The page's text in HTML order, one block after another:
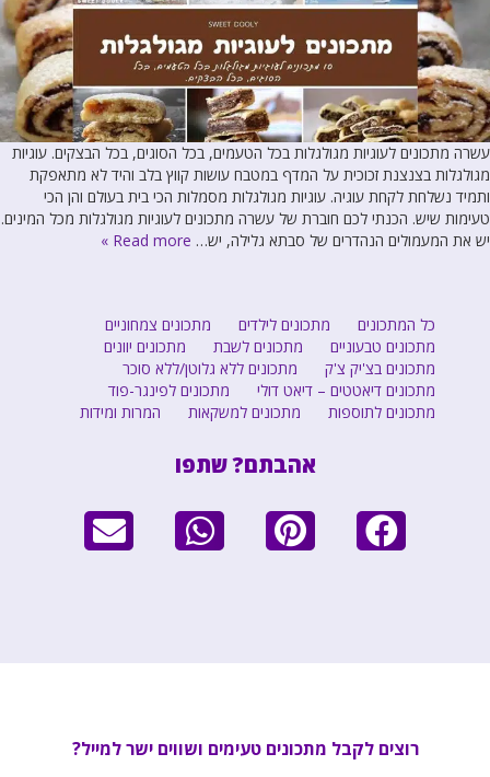
עשרה מתכונים לעוגיות מגולגלות בכל הטעמים, בכל הסוגים, בכל הבצקים. עוגיות
מגולגלות בצנצנת זכוכית על המדף במטבח עושות קווץ בלב והיד לא מתאפקת
ותמיד נשלחת לקחת עוגיה. עוגיות מגולגלות מסמלות הכי בית בעולם והן הכי
טעימות שיש. הכנתי לכם חוברת של עשרה מתכונים לעוגיות מגולגלות מכל המינים.
יש את המעמולים הנהדרים של סבתא גלילה, יש… Read more »
כל המתכונים מתכונים לילדים
מתכונים צמחוניים
מתכונים טבעוניים
מתכונים לשבת
מתכונים יוונים
מתכונים בצ'יק צ'ק
מתכונים ללא גלוטן/ללא סוכר
מתכונים דיאטטים – דיאט דולי
מתכונים לפינגר-פוד
מתכונים לתוספות
מתכונים למשקאות המרות ומידות
אהבתם? שתפו
רוצים לקבל מתכונים טעימים ושווים ישר למייל?